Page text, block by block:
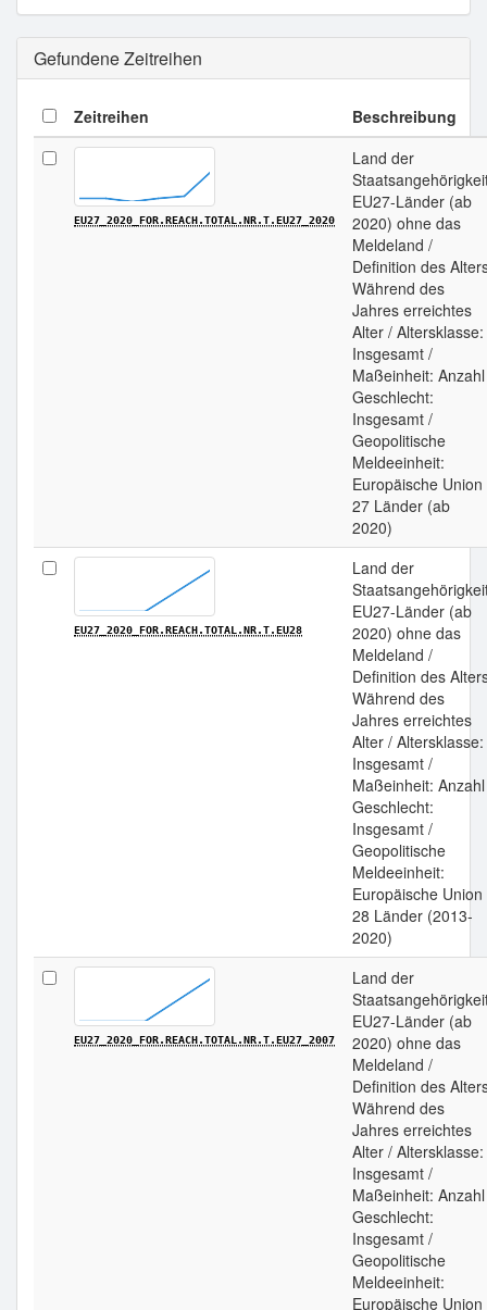
Gefundene Zeitreihen
Zeitreihen Beschreibung
EU27_2020_FOR.REACH.TOTAL.NR.T.EU27_2020
Land der
EU27-Länder (ab
2020) ohne das
Meldeland /
Definition des
Während des
Jahres erreichtes
Alter / Altersklasse:
Insgesamt /
Maßeinheit:
Geschlecht:
Insgesamt /
Geopolitische
Meldeeinheit:
Europäische Union
27 Länder (ab
2020)
EU27_2020_FOR.REACH.TOTAL.NR.T.EU28
Land der
EU27-Länder (ab
2020) ohne das
Meldeland /
Definition des
Während des
Jahres erreichtes
Alter / Altersklasse:
Insgesamt /
Maßeinheit:
Geschlecht:
Insgesamt /
Geopolitische
Meldeeinheit:
Europäische Union
28 Länder (2013-
2020)
EU27_2020_FOR.REACH.TOTAL.NR.T.EU27_2007
Land der
EU27-Länder (ab
2020) ohne das
Meldeland /
Definition des
Während des
Jahres erreichtes
Alter / Altersklasse:
Insgesamt /
Maßeinheit:
Geschlecht:
Insgesamt /
Geopolitische
Meldeeinheit:
Europäische Union